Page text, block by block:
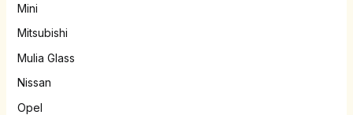
Mini
Mitsubishi
Mulia Glass
Nissan
Opel